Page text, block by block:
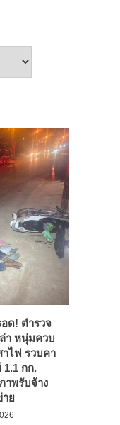
ด! ตำรวจ
า หนุ่มควบ
าไฟ รวบคา
1.1 กก.
าพรับจ้าง
าย